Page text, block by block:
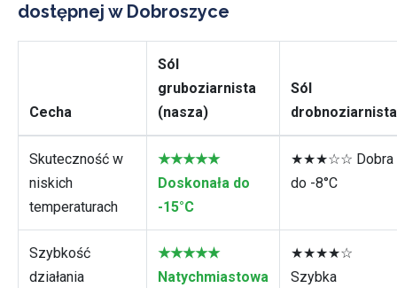
dostępnej w Dobroszyce
Cecha
Sól
gruboziarnista
(nasza)
Sól
drobnoziarnista
Skuteczność w
niskich
temperaturach
★★★★★
Doskonała do
-15°C
★★★☆☆ Dobra
do -8°C
Szybkość
działania
★★★★★
Natychmiastowa
★★★★☆
Szybka